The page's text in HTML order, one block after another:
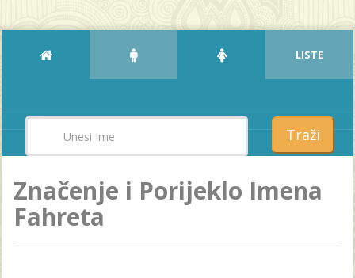
LISTE
Traži
Značenje i Porijeklo Imena
Fahreta